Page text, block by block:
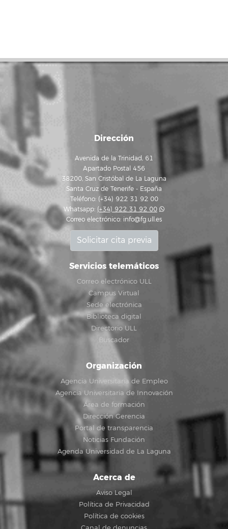
Dirección
Avenida de la Trinidad, 61
Apartado Postal 456
38200, San Cristóbal de La Laguna
Santa Cruz de Tenerife - España
Teléfono: (+34) 922 31 92 00
Whatsapp: (+34) 922 31 92 00
Correo electrónico: info@fg.ull.es
Solicitar cita previa
Servicios telemáticos
Correo electrónico ULL
Campus Virtual
Sede electrónica
Biblioteca digital
Directorio ULL
Buscador
Organización
Agencia Universitaria de Empleo
Agencia Universitaria de Innovación
Área de formación
Dirección Gerencia
Portal de transparencia
Noticias Fundación
Agenda Universidad de La Laguna
Acerca de
Aviso Legal
Política de Privacidad
Política de cookies